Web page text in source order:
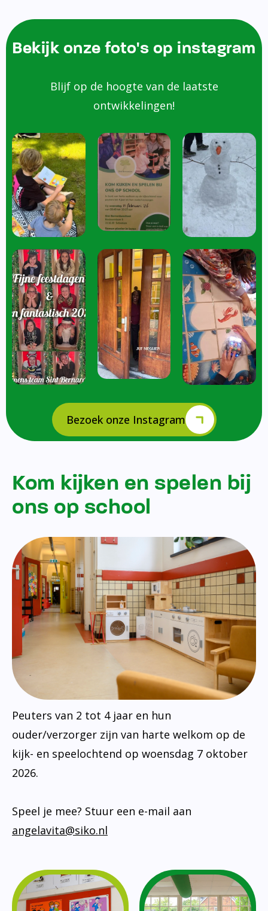
Bekijk onze foto's op instagram
Blijf op de hoogte van de laatste
ontwikkelingen!
Bezoek onze Instagram
Kom kijken en spelen bij
ons op school
Peuters van 2 tot 4 jaar en hun
ouder/verzorger zijn van harte welkom op de
kijk- en speelochtend op woensdag 7 oktober
2026.
Speel je mee? Stuur een e-mail aan
angelavita@siko.nl